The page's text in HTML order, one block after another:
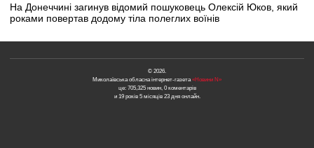
На Донеччині загинув відомий пошуковець Олексій Юков, який
роками повертав додому тіла полеглих воїнів
© 2026.
Миколаївська обласна інтернет-газета«Новини N»
це: 705,325 новин, 0 коментарів
и 19 років 5 місяців 23 дня онлайн.